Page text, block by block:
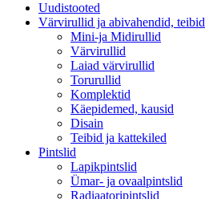
Uudistooted
Värvirullid ja abivahendid, teibid
Mini-ja Midirullid
Värvirullid
Laiad värvirullid
Torurullid
Komplektid
Käepidemed, kausid
Disain
Teibid ja kattekiled
Pintslid
Lapikpintslid
Ümar- ja ovaalpintslid
Radiaatoripintslid